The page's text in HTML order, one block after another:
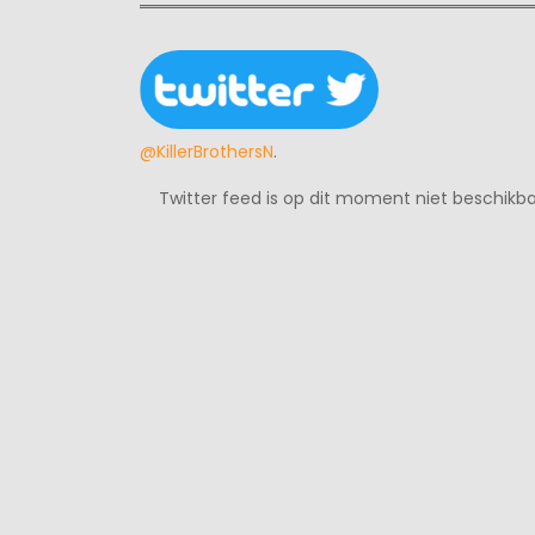
@KillerBrothersN.
Twitter feed is op dit moment niet